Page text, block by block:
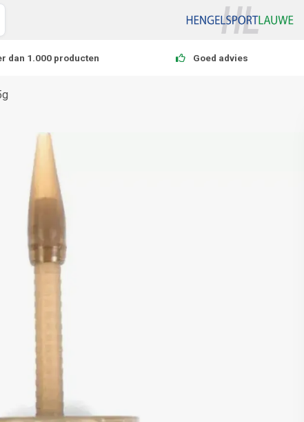
dan 1.000 producten Goed advies